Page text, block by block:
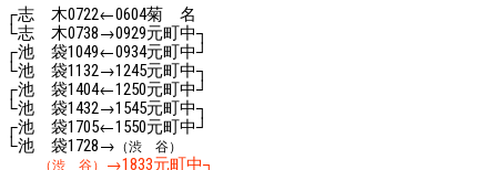
┌志 木0722←0604菊 名
└志 木0738→0929元町中┐
┌池 袋1049←0934元町中┘
└池 袋1132→1245元町中┐
┌池 袋1404←1250元町中┘
└池 袋1432→1545元町中┐
┌池 袋1705←1550元町中┘
└池 袋1728→ （渋 谷）
（渋 谷） →1833元町中┐